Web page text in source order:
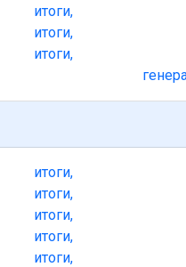
итоги,
итоги,
итоги,
итоги,
итоги,
итоги,
итоги,
итоги,